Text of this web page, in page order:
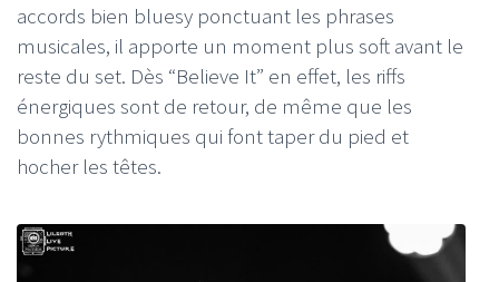
accords bien bluesy ponctuant les phrases
musicales, il apporte un moment plus soft avant le
reste du set. Dès “Believe It” en effet, les riffs
énergiques sont de retour, de même que les
bonnes rythmiques qui font taper du pied et
hocher les têtes.